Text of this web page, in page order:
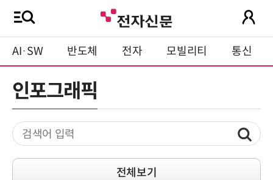
AI·SW 반도체 전자 모빌리티 통신
인포그래픽
전체보기